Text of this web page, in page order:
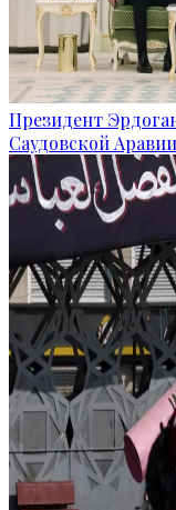
Президент
Саудовской Аравии